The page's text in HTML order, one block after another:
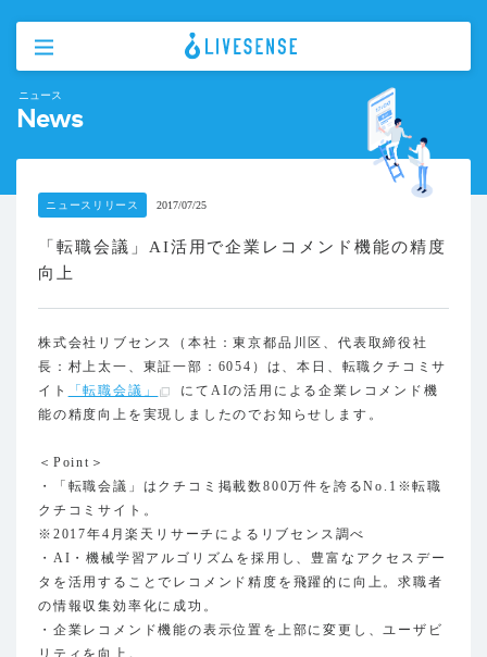
ニュース
News
ニュースリリース 2017/07/25
「転職会議」AI活用で企業レコメンド機能の精度
向上
株式会社リブセンス（本社：東京都品川区、代表取締役社
長：村上太一、東証一部：6054）は、本日、転職クチコミサ
イト
「転職会議」
にてAIの活用による企業レコメンド機
能の精度向上を実現しましたのでお知らせします。
＜Point＞
・「転職会議」はクチコミ掲載数800万件を誇るNo.1※転職
クチコミサイト。
※2017年4月楽天リサーチによるリブセンス調べ
・AI・機械学習アルゴリズムを採用し、豊富なアクセスデー
タを活用することでレコメンド精度を飛躍的に向上。求職者
の情報収集効率化に成功。
・企業レコメンド機能の表示位置を上部に変更し、ユーザビ
リティを向上。